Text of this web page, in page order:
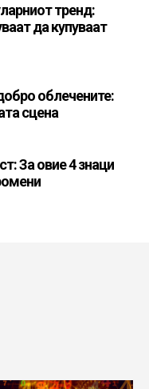
тренд:
да купуваат
облечените:
сцена
За овие 4 знаци